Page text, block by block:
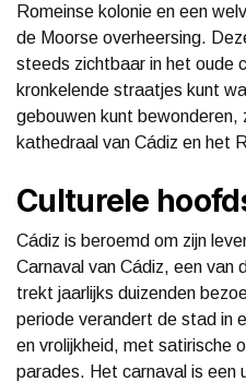
Romeinse kolonie en een
de Moorse overheersing.
steeds zichtbaar in het oude
kronkelende straatjes kunt
gebouwen kunt bewonderen,
kathedraal van Cádiz en het
Culturele
Cádiz is beroemd om zijn
Carnaval van Cádiz, een van
trekt jaarlijks duizenden
periode verandert de stad in
en vrolijkheid, met satirische
parades. Het carnaval is een